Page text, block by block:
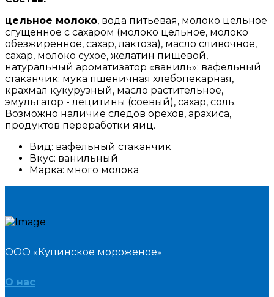
цельное молоко, вода питьевая, молоко цельное
сгущенное с сахаром (молоко цельное, молоко
обезжиренное, сахар, лактоза), масло сливочное,
сахар, молоко сухое, желатин пищевой,
натуральный ароматизатор «ваниль»; вафельный
стаканчик: мука пшеничная хлебопекарная,
крахмал кукурузный, масло растительное,
эмульгатор - лецитины (соевый), сахар, соль.
Возможно наличие следов орехов, арахиса,
продуктов переработки яиц.
Вид: вафельный стаканчик
Вкус: ванильный
Марка: много молока
ООО «Купинское мороженое»
О нас